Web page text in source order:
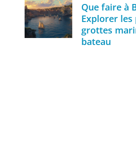
Que faire à
Explorer les
grottes
bateau